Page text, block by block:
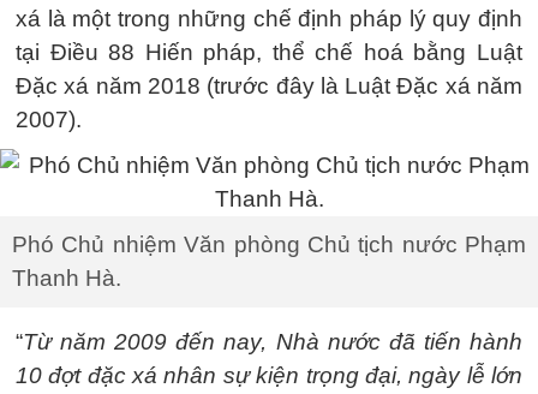
xá là một trong những chế định pháp lý quy định
tại Điều 88 Hiến pháp, thể chế hoá bằng Luật
Đặc xá năm 2018 (trước đây là Luật Đặc xá năm
2007).
Phó Chủ nhiệm Văn phòng Chủ tịch nước Phạm
Thanh Hà.
“Từ năm 2009 đến nay, Nhà nước đã tiến hành
10 đợt đặc xá nhân sự kiện trọng đại, ngày lễ lớn